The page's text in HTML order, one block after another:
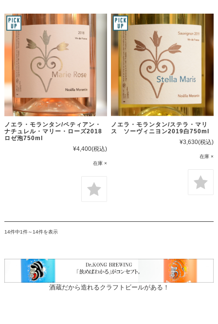
ノエラ・モランタン/ペティアン・
ナチュレル・マリー・ローズ2018
ロゼ泡750ml
¥4,400(税込)
在庫 ×
ノエラ・モランタン/ステラ・マリ
ス ソーヴィニヨン2019白750ml
¥3,630(税込)
在庫 ×
14件中1件～14件を表示
酒蔵だから造れるクラフトビールがある！